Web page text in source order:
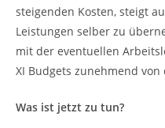
steigenden Kosten, steigt
Leistungen selber zu
mit der eventuellen
XI Budgets zunehmend
Was ist jetzt zu tun?